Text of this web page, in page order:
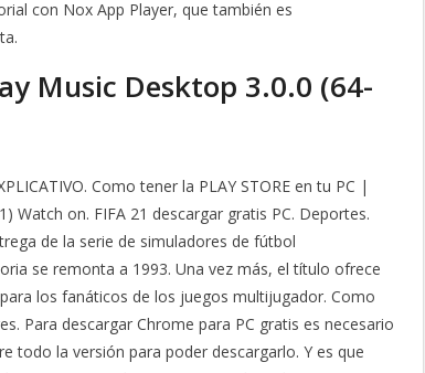
con Nox App Player, que también es
Music Desktop 3.0.0 (64-
Como tener la PLAY STORE en tu PC |
Watch on. FIFA 21 descargar gratis PC. Deportes.
de la serie de simuladores de fútbol
se remonta a 1993. Una vez más, el título ofrece
los fanáticos de los juegos multijugador. Como
Para descargar Chrome para PC gratis es necesario
todo la versión para poder descargarlo. Y es que